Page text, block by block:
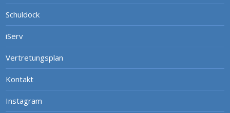
Schuldock
iServ
Vertretungsplan
Kontakt
Instagram